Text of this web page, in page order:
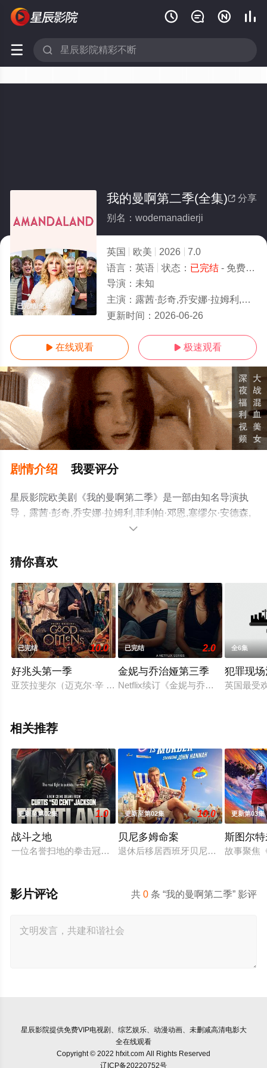
   
 
已完结/全集
 分享
我的曼啊第二季(全集)
别名：wodemanadierji
英国 欧美 2026
7.0
语言： 英语 状态： 已完结- 免费在线观看
导演： 未知
主演： 露茜·彭奇,乔安娜·拉姆利,菲利帕·邓恩,塞缪尔·安德森,希沃恩·麦克斯维尼,罗森达·桑德尔,Daniel,
更新时间： 2026-06-26
 在线观看  极速观看
剧情介绍 我要评分
星辰影院欧美剧《我的曼啊第二季》是一部由知名导演执
导，露茜·彭奇,乔安娜·拉姆利,菲利帕·邓恩,塞缪尔·安德森,
希沃恩·麦克斯维尼,罗森达·桑德
英国电视剧，大结局剧情已揭晓（已完结），手机免费观
信息可移步至豆瓣电视剧、电视猫或剧情网等平台了解。

猜你喜欢
已完结 10.0
好兆头第一季
亚茨拉斐尔（迈克尔·辛 Michael Sheen 饰）是守卫城门的天使
已完结 2.0
金妮与乔治娅第三季
Netflix续订《金妮与乔治娅》第三季。
全6集
犯罪现
英国最受
相关推荐
更新至第02集 1.0
战斗之地
一位名誉扫地的拳击冠军从监狱获释，返回伦敦，对背叛他的犯
更新至第02集 10.0
贝尼多姆命案
退休后移居西班牙贝尼多姆经营酒吧
更新第03集
斯图尔
故事聚焦
共0 条 “我的曼啊第二季” 影评
影片评论
星辰影院提供免费VIP电视剧、综艺娱乐、动漫动画、未删减高清电影大
全在线观看
Copyright © 2022 hfxit.com All Rights Reserved
辽ICP备20220752号